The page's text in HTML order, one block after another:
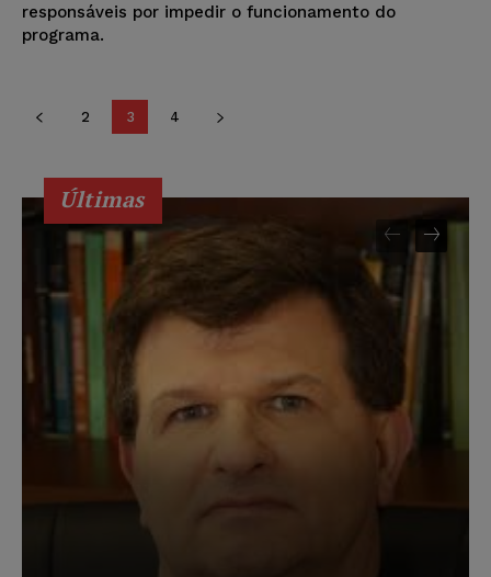
responsáveis por impedir o funcionamento do
programa.
2 3 4
Últimas